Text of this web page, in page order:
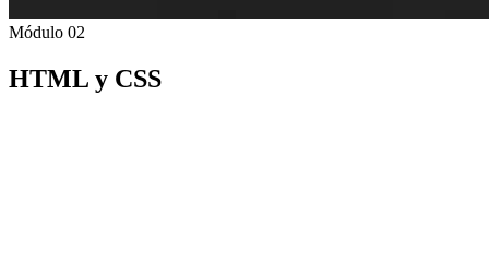
Módulo 02
HTML y CSS